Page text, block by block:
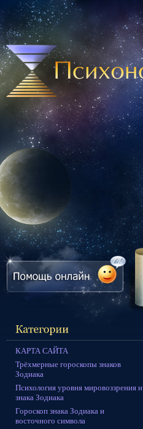
КАРТА САЙТА
Трёхмерные гороскопы знаков
Зодиака
Психология уровня мировоззрения и
знака Зодиака
Гороскоп знака Зодиака и
восточного символа